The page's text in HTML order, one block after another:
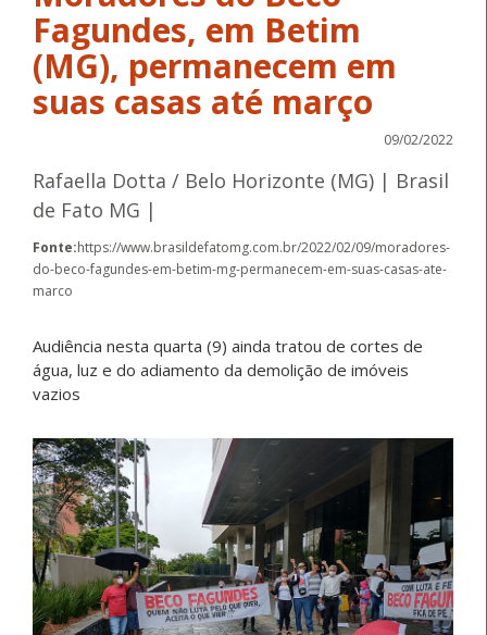
Fagundes, em Betim
(MG), permanecem em
suas casas até março
09/02/2022
Rafaella Dotta / Belo Horizonte (MG) | Brasil
de Fato MG |
Fonte:https://www.brasildefatomg.com.br/2022/02/09/moradores-
do-beco-fagundes-em-betim-mg-permanecem-em-suas-casas-ate-
marco
Audiência nesta quarta (9) ainda tratou de cortes de
água, luz e do adiamento da demolição de imóveis
vazios